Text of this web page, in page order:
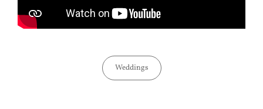
Categories
Weddings